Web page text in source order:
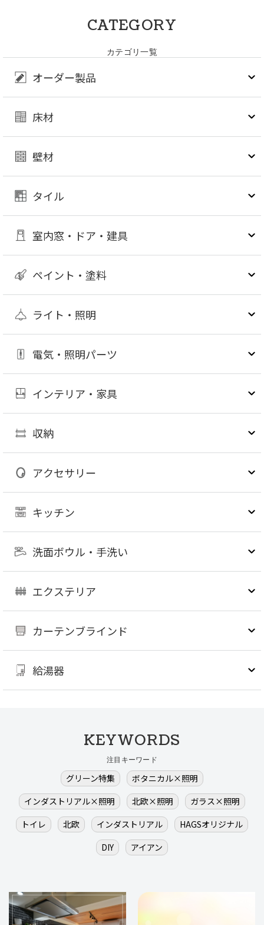
CATEGORY
カテゴリ一覧
オーダー製品
床材
壁材
タイル
室内窓・ドア・建具
ペイント・塗料
ライト・照明
電気・照明パーツ
インテリア・家具
収納
アクセサリー
キッチン
洗面ボウル・手洗い
エクステリア
カーテンブラインド
給湯器
KEYWORDS
注目キーワード
グリーン特集
ボタニカル×照明
インダストリアル×照明
北欧×照明
ガラス×照明
トイレ
北欧 インダストリアル
HAGSオリジナル
DIY
アイアン